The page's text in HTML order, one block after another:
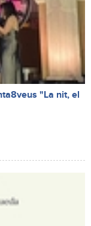
"La nit, el